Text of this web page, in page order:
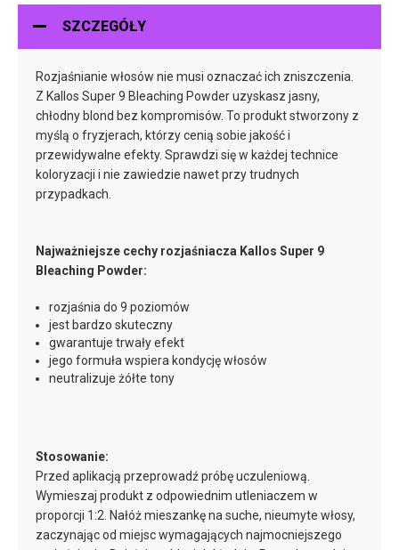
SZCZEGÓŁY
Rozjaśnianie włosów nie musi oznaczać ich zniszczenia.
Z Kallos Super 9 Bleaching Powder uzyskasz jasny,
chłodny blond bez kompromisów. To produkt stworzony z
myślą o fryzjerach, którzy cenią sobie jakość i
przewidywalne efekty. Sprawdzi się w każdej technice
koloryzacji i nie zawiedzie nawet przy trudnych
przypadkach.
Najważniejsze cechy rozjaśniacza Kallos Super 9
Bleaching Powder:
rozjaśnia do 9 poziomów
jest bardzo skuteczny
gwarantuje trwały efekt
jego formuła wspiera kondycję włosów
neutralizuje żółte tony
Stosowanie:
Przed aplikacją przeprowadź próbę uczuleniową.
Wymieszaj produkt z odpowiednim utleniaczem w
proporcji 1:2. Nałóż mieszankę na suche, nieumyte włosy,
zaczynając od miejsc wymagających najmocniejszego